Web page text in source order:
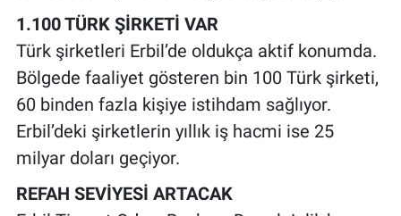
1.100 TÜRK ŞİRKETİ VAR
Türk şirketleri Erbil’de oldukça aktif konumda.
Bölgede faaliyet gösteren bin 100 Türk şirketi,
60 binden fazla kişiye istihdam sağlıyor.
Erbil’deki şirketlerin yıllık iş hacmi ise 25
milyar doları geçiyor.
REFAH SEVİYESİ ARTACAK